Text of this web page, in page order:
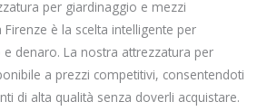
per giardinaggio e mezzi
è la scelta intelligente per
denaro. La nostra attrezzatura per
a prezzi competitivi, consentendoti
di alta qualità senza doverli acquistare.